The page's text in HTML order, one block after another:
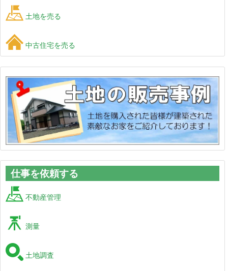
土地を売る
中古住宅を売る
仕事を依頼する
不動産管理
測量
土地調査